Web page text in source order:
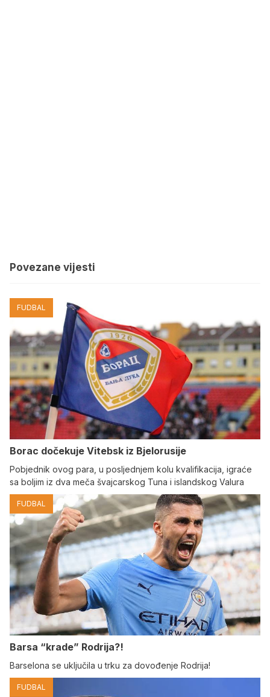
Povezane vijesti
FUDBAL
Borac dočekuje Vitebsk iz Bjelorusije
Pobjednik ovog para, u posljednjem kolu kvalifikacija, igraće
sa boljim iz dva meča švajcarskog Tuna i islandskog Valura
FUDBAL
Barsa “krade” Rodrija?!
Barselona se uključila u trku za dovođenje Rodrija!
FUDBAL